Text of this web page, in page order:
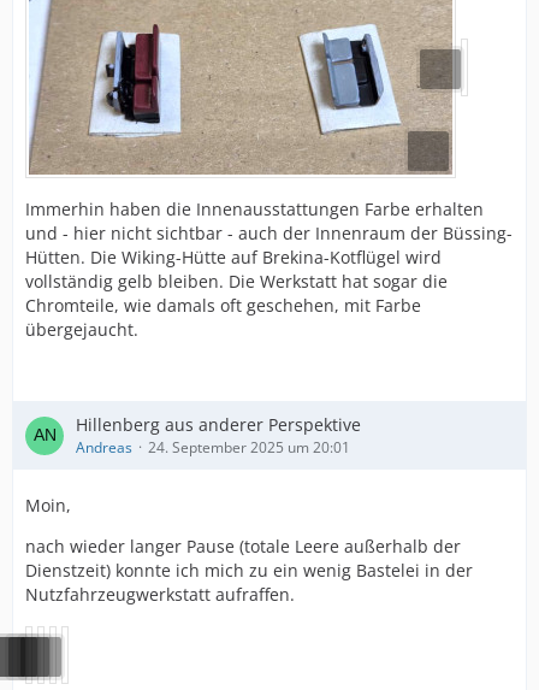
Immerhin haben die Innenausstattungen Farbe erhalten
und - hier nicht sichtbar - auch der Innenraum der Büssing-
Hütten. Die Wiking-Hütte auf Brekina-Kotflügel wird
vollständig gelb bleiben. Die Werkstatt hat sogar die
Chromteile, wie damals oft geschehen, mit Farbe
übergejaucht.
Hillenberg aus anderer Perspektive
Andreas 24. September 2025 um 20:01
Moin,
nach wieder langer Pause (totale Leere außerhalb der
Dienstzeit) konnte ich mich zu ein wenig Bastelei in der
Nutzfahrzeugwerkstatt aufraffen.